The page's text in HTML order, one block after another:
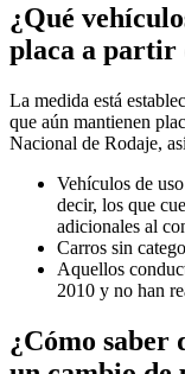
¿Qué
placa a partir
La medida está
que aún mantienen
Nacional de Rodaje,
Vehículos de
decir, los que
adicionales al
Carros sin
Aquellos
2010 y no han
¿Cómo saber